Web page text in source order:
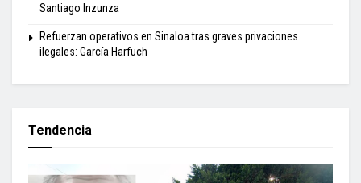
Santiago Inzunza
Refuerzan operativos en Sinaloa tras graves privaciones
ilegales: García Harfuch
Tendencia